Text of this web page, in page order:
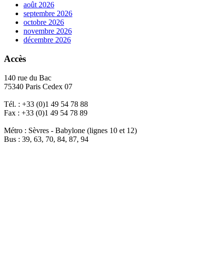
août 2026
septembre 2026
octobre 2026
novembre 2026
décembre 2026
Accès
140 rue du Bac
75340 Paris Cedex 07
Tél. : +33 (0)1 49 54 78 88
Fax : +33 (0)1 49 54 78 89
Métro : Sèvres - Babylone (lignes 10 et 12)
Bus : 39, 63, 70, 84, 87, 94